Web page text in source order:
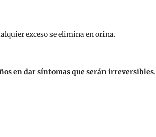
exceso se elimina en orina.
en dar síntomas que serán irreversibles.